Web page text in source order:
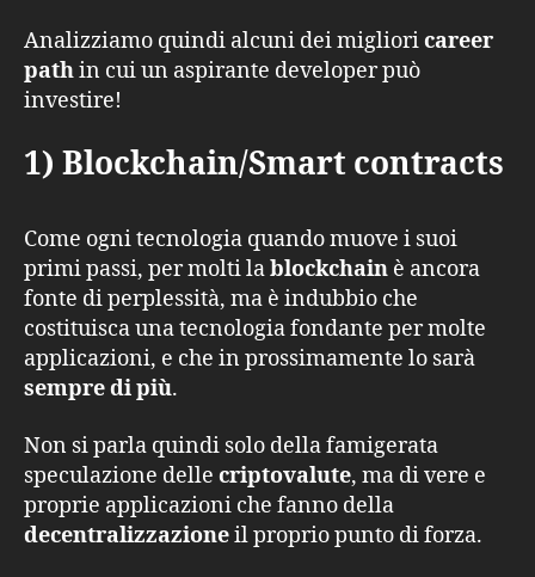
Analizziamo quindi alcuni dei miglioricareer
pathin cui un aspirante developer può
investire!
1) Blockchain/Smart contracts
Come ogni tecnologia quando muove i suoi
primi passi, per molti lablockchain è ancora
fonte di perplessità, ma è indubbio che
costituisca una tecnologia fondante per molte
applicazioni, e che in prossimamente lo sarà
sempre di più.
Non si parla quindi solo della famigerata
speculazione delle criptovalute, ma di vere e
proprie applicazioni che fanno della
decentralizzazioneil proprio punto di forza.